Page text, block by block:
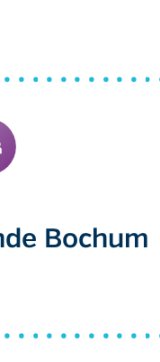
Bochum